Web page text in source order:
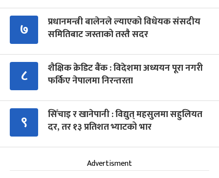
७
प्रधानमन्त्री बालेनले ल्याएको विधेयक संसदीय
समितिबाट जस्ताको तस्तै सदर
८
शैक्षिक क्रेडिट बैंक : विदेशमा अध्ययन पूरा नगरी
फर्किए नेपालमा निरन्तरता
९
सिँचाइ र खानेपानी : विद्युत् महसुलमा सहुलियत
दर, तर १३ प्रतिशत भ्याटको भार
Advertisment